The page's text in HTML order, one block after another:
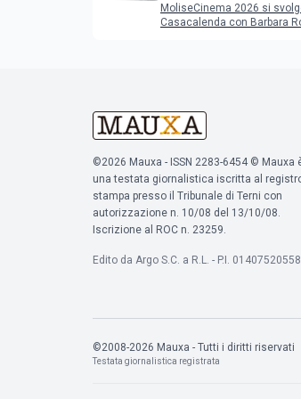
MoliseCinema 2026 si
Casacalenda con Barbara
©2026 Mauxa - ISSN 2283-6454 © Mauxa
una testata giornalistica iscritta al
stampa presso il Tribunale di Terni con
autorizzazione n. 10/08 del 13/10/08.
Iscrizione al ROC n. 23259.
Edito da Argo S.C. a R.L. - P.I. 01407520558
©2008-2026 Mauxa - Tutti i diritti riservati
Testata giornalistica registrata